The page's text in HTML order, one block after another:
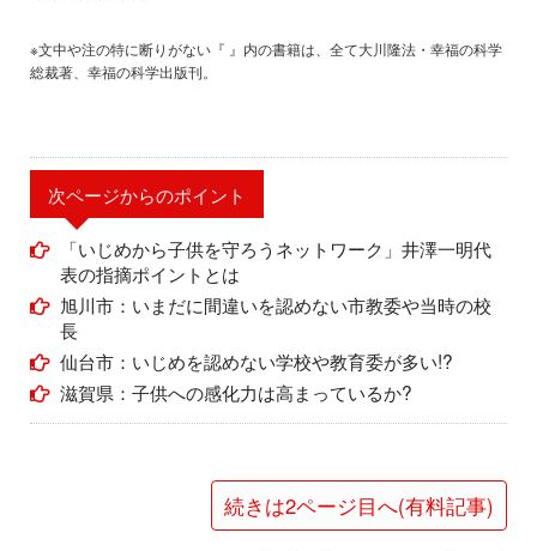
※文中や注の特に断りがない『 』内の書籍は、全て大川隆法・幸福の科学
総裁著、幸福の科学出版刊。
次ページからのポイント
「いじめから子供を守ろうネットワーク」井澤一明代
表の指摘ポイントとは
旭川市：いまだに間違いを認めない市教委や当時の校
長
仙台市：いじめを認めない学校や教育委が多い!?
滋賀県：子供への感化力は高まっているか?
続きは2ページ目へ(有料記事)